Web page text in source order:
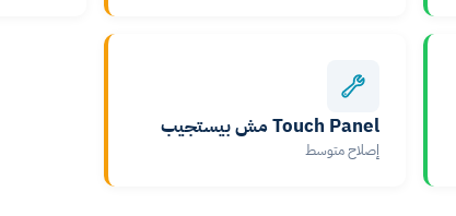
Touch Panel مش بيستجيب
إصلاح متوسط